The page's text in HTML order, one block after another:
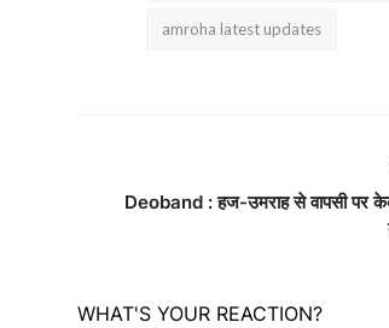
amroha latest updates
Deoband : हज-उमराह से वापसी पर
WHAT'S YOUR REACTION?